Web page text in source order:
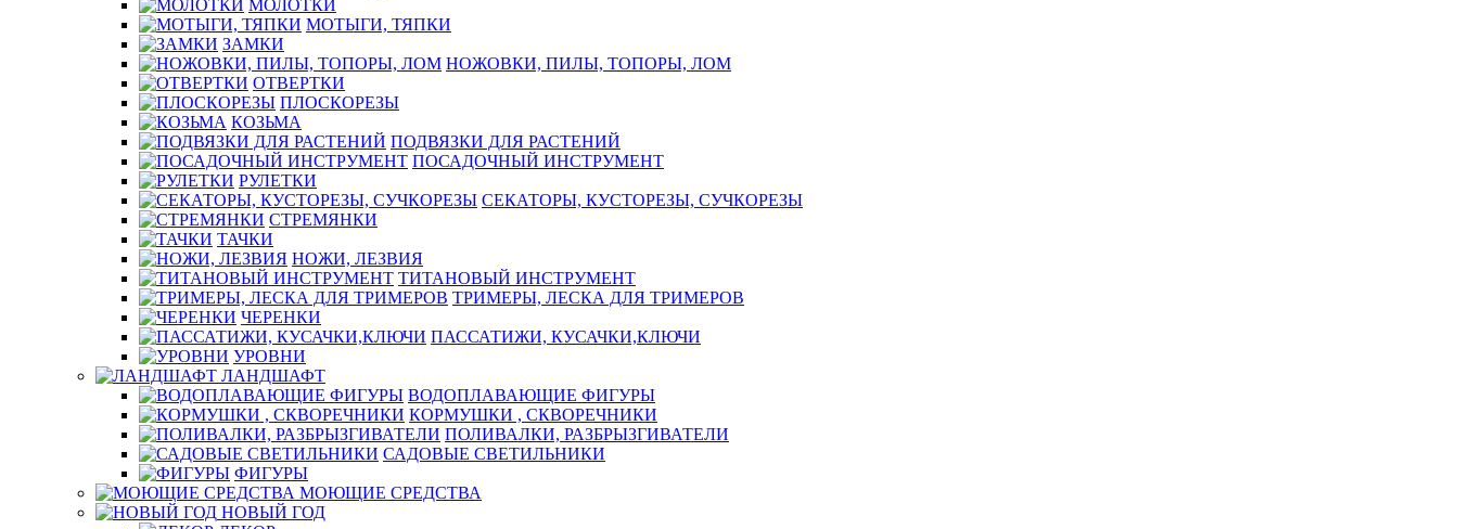
МОЛОТКИ
МОТЫГИ, ТЯПКИ
ЗАМКИ
НОЖОВКИ, ПИЛЫ, ТОПОРЫ, ЛОМ
ОТВЕРТКИ
ПЛОСКОРЕЗЫ
КОЗЬМА
ПОДВЯЗКИ ДЛЯ РАСТЕНИЙ
ПОСАДОЧНЫЙ ИНСТРУМЕНТ
РУЛЕТКИ
СЕКАТОРЫ, КУСТОРЕЗЫ, СУЧКОРЕЗЫ
СТРЕМЯНКИ
ТАЧКИ
НОЖИ, ЛЕЗВИЯ
ТИТАНОВЫЙ ИНСТРУМЕНТ
ТРИМЕРЫ, ЛЕСКА ДЛЯ ТРИМЕРОВ
ЧЕРЕНКИ
ПАССАТИЖИ, КУСАЧКИ,КЛЮЧИ
УРОВНИ
ЛАНДШАФТ
ВОДОПЛАВАЮЩИЕ ФИГУРЫ
КОРМУШКИ , СКВОРЕЧНИКИ
ПОЛИВАЛКИ, РАЗБРЫЗГИВАТЕЛИ
САДОВЫЕ СВЕТИЛЬНИКИ
ФИГУРЫ
МОЮЩИЕ СРЕДСТВА
НОВЫЙ ГОД